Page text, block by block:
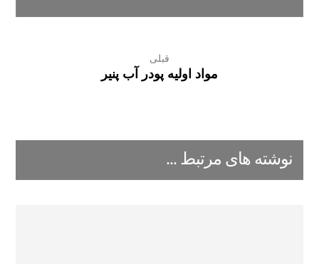
قبلی
مواد اولیه پودر آب پنیر
نوشته های مرتبط ...